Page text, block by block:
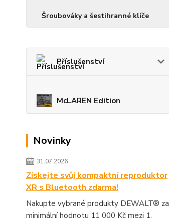
Šroubováky a šestihranné klíče
Příslušenství
McLAREN Edition
Novinky
31.07.2026
Získejte svůj kompaktní reproduktor
XR s Bluetooth zdarma!
Nakupte vybrané produkty DEWALT® za
minimální hodnotu 11 000 Kč mezi 1.